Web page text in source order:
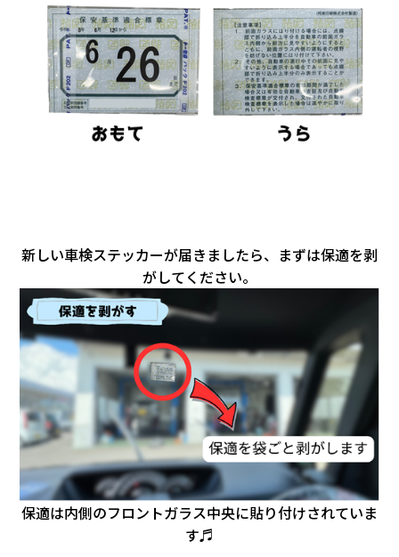
新しい車検ステッカーが届きましたら、まずは保適を剥
がしてください。
保適は内側のフロントガラス中央に貼り付けされていま
す♬